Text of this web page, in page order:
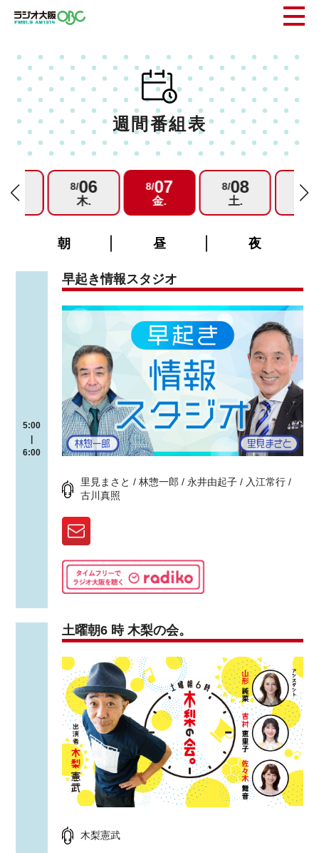
週間番組表
05
水.
8/06
木.
8/07
金.
8/08
土.
8/
日.
朝 昼 夜
5:00
6:00
早起き情報スタジオ
里見まさと / 林惣一郎 / 永井由起子 / 入江常行 /
古川真照
土曜朝6 時 木梨の会。
木梨憲武